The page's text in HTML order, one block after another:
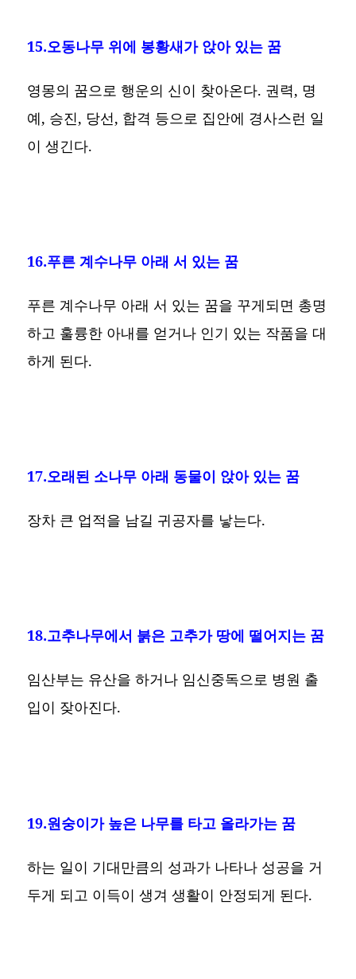
15.오동나무 위에 봉황새가 앉아 있는 꿈
영몽의 꿈으로 행운의 신이 찾아온다. 권력, 명
예, 승진, 당선, 합격 등으로 집안에 경사스런 일
이 생긴다.
16.푸른 계수나무 아래 서 있는 꿈
푸른 계수나무 아래 서 있는 꿈을 꾸게되면 총명
하고 훌륭한 아내를 얻거나 인기 있는 작품을 대
하게 된다.
17.오래된 소나무 아래 동물이 앉아 있는 꿈
장차 큰 업적을 남길 귀공자를 낳는다.
18.고추나무에서 붉은 고추가 땅에 떨어지는 꿈
임산부는 유산을 하거나 임신중독으로 병원 출
입이 잦아진다.
19.원숭이가 높은 나무를 타고 올라가는 꿈
하는 일이 기대만큼의 성과가 나타나 성공을 거
두게 되고 이득이 생겨 생활이 안정되게 된다.